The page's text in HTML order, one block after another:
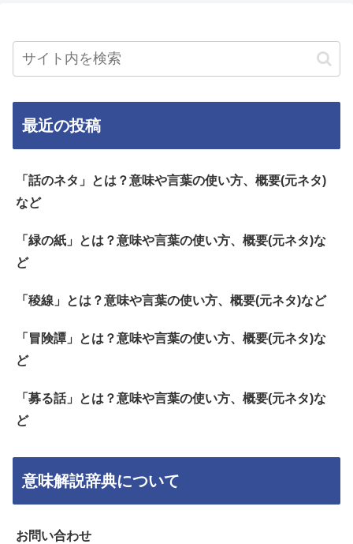
最近の投稿
「話のネタ」とは？意味や言葉の使い方、概要(元ネタ)
など
「緑の紙」とは？意味や言葉の使い方、概要(元ネタ)な
ど
「稜線」とは？意味や言葉の使い方、概要(元ネタ)など
「冒険譚」とは？意味や言葉の使い方、概要(元ネタ)な
ど
「募る話」とは？意味や言葉の使い方、概要(元ネタ)な
ど
意味解説辞典について
お問い合わせ